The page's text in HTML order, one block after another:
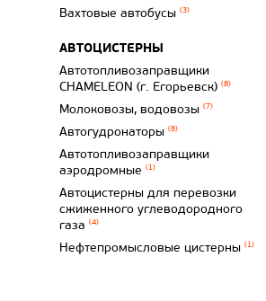
Вахтовые автобусы (3)
АВТОЦИСТЕРНЫ
Автотопливозаправщики
CHAMELEON (г. Егорьевск) (8)
Молоковозы, водовозы (7)
Автогудронаторы (8)
Автотопливозаправщики
аэродромные (1)
Автоцистерны для перевозки
сжиженного углеводородного
газа (4)
Нефтепромысловые цистерны (1)